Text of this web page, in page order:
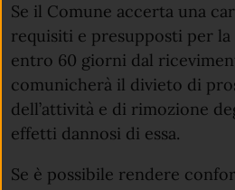
Se il Comune accerta una
requisiti e presupposti per
entro 60 giorni dal
comunicherà il divieto di
dell’attività e di rimozione
effetti dannosi di essa.
Se è possibile rendere